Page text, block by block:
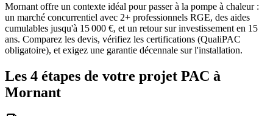
Mornant offre un contexte idéal pour passer à la pompe à chaleur :
un marché concurrentiel avec 2+ professionnels RGE, des aides
cumulables jusqu'à 15 000 €, et un retour sur investissement en 15
ans. Comparez les devis, vérifiez les certifications (QualiPAC
obligatoire), et exigez une garantie décennale sur l'installation.
Les 4 étapes de votre projet PAC à
Mornant